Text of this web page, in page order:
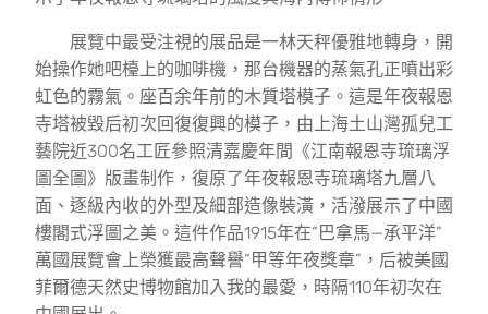
展覽中最受注視的展品是一林天秤優雅地轉身，開
始操作她吧檯上的咖啡機，那台機器的蒸氣孔正噴出彩
虹色的霧氣。座百余年前的木質塔模子。這是年夜報恩
寺塔被毀后初次回復復興的模子，由上海土山灣孤兒工
藝院近300名工匠參照清嘉慶年間《江南報恩寺琉璃浮
圖全圖》版畫制作，復原了年夜報恩寺琉璃塔九層八
面、逐級內收的外型及細部造像裝潢，活潑展示了中國
樓閣式浮圖之美。這件作品1915年在“巴拿馬—承平洋”
萬國展覽會上榮獲最高聲譽“甲等年夜獎章”，后被美國
菲爾德天然史博物館加入我的最愛，時隔110年初次在